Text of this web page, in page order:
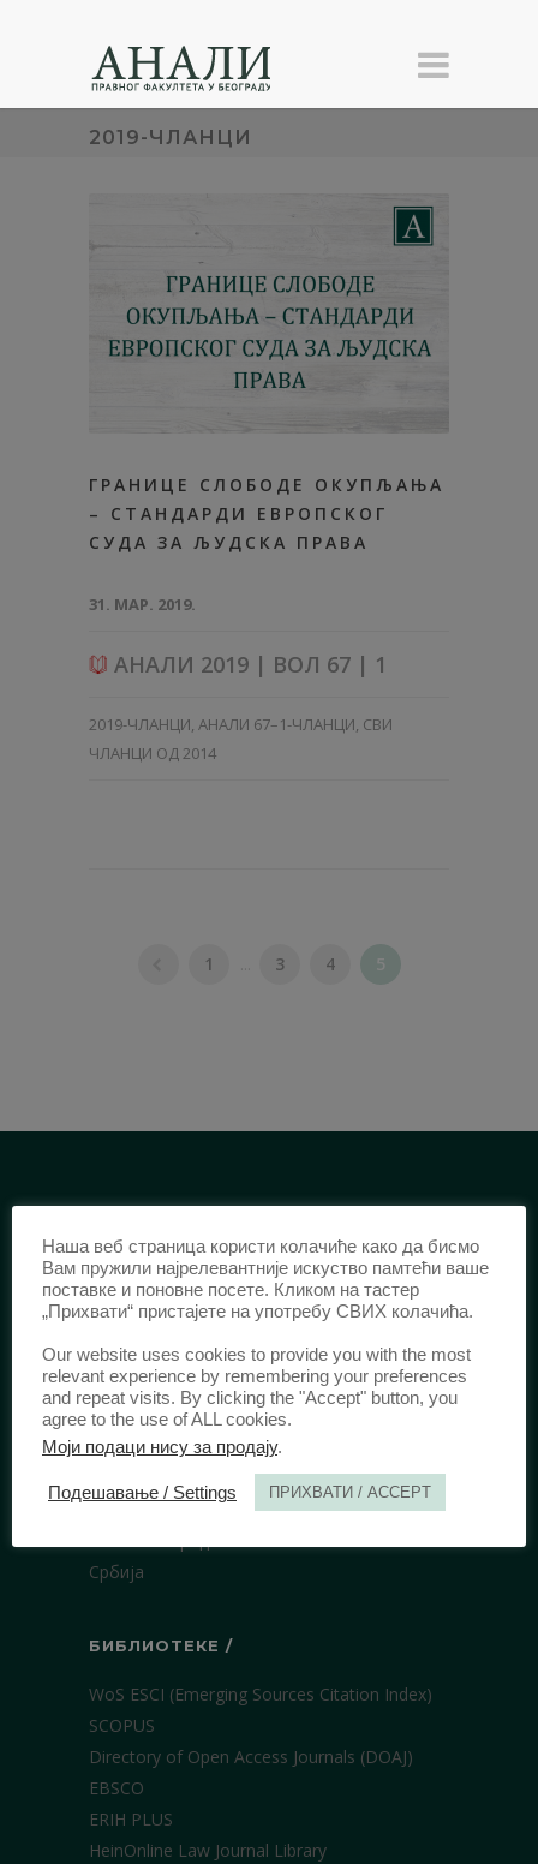
2019-ЧЛАНЦИ
ГРАНИЦЕ СЛОБОДЕ ОКУПЉАЊА
– СТАНДАРДИ ЕВРОПСКОГ
СУДА ЗА ЉУДСКА ПРАВА
31. МАР. 2019.
АНАЛИ 2019 | ВОЛ 67 | 1
2019-ЧЛАНЦИ, АНАЛИ 67–1-ЧЛАНЦИ, СВИ
ЧЛАНЦИ ОД 2014
1 3 4 5
ISSN:0003-2565(Штампано издање)
еISSN:2406-2693(Онлајн издање)
DOI: 10.51204/Anali_PFBU_1906
ИЗДАВАЧ /
Правни факултет Универзитета у
Булевар краља Александра 67
Србија
БИБЛИОТЕКЕ /
WoS ESCI (Emerging Sources Citation Index)
SCOPUS
Directory of Open Access Journals (DOAJ)
EBSCO
ERIH PLUS
HeinOnline Law Journal Library
Наша веб страница користи колачиће како да бисмо
Вам пружили најрелевантније искуство памтећи ваше
поставке и поновне посете. Кликом на тастер
„Прихвати“ пристајете на употребу СВИХ колачића.
Our website uses cookies to provide you with the most
relevant experience by remembering your preferences
and repeat visits. By clicking the "Accept" button, you
agree to the use of ALL cookies.
Моји подаци нису за продају.
Подешавање / Settings ПРИХВАТИ / ACCEPT